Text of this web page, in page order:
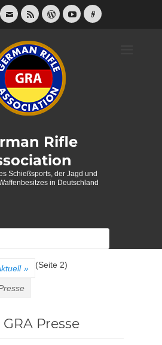
E-
Feed WordPress
YouTube
Link
Rifle
Schießsports, der Jagd und
in Deutschland
» (Seite 2)
GRA Presse